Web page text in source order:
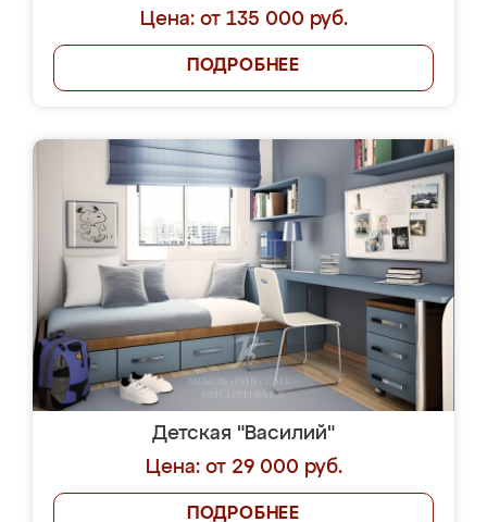
Цена: от 135 000 руб.
ПОДРОБНЕЕ
Детская "Василий"
Цена: от 29 000 руб.
ПОДРОБНЕЕ